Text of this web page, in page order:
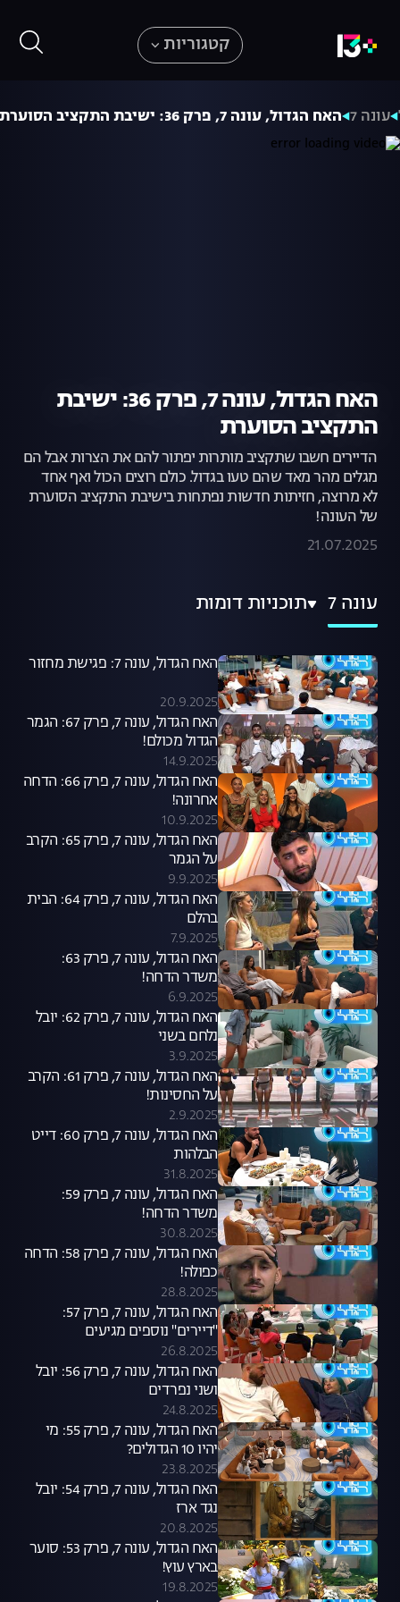
קטגוריות
עונה 7 האח הגדול, עונה 7, פרק 36: ישיבת התקציב הסוערת
האח הגדול, עונה 7, פרק 36: ישיבת
התקציב הסוערת
הדיירים חשבו שתקציב מותרות יפתור להם את הצרות אבל הם
מגלים מהר מאד שהם טעו בגדול. כולם רוצים הכול ואף אחד
לא מרוצה, חזיתות חדשות נפתחות בישיבת התקציב הסוערת
של העונה!
21.07.2025
עונה 7 תוכניות דומות
האח הגדול, עונה 7: פגישת מחזור
20.9.2025
האח הגדול, עונה 7, פרק 67: הגמר
הגדול מכולם!
14.9.2025
האח הגדול, עונה 7, פרק 66: הדחה
אחרונה!
10.9.2025
האח הגדול, עונה 7, פרק 65: הקרב
על הגמר
9.9.2025
האח הגדול, עונה 7, פרק 64: הבית
בהלם
7.9.2025
האח הגדול, עונה 7, פרק 63:
משדר הדחה!
6.9.2025
האח הגדול, עונה 7, פרק 62: יובל
נלחם בשני
3.9.2025
האח הגדול, עונה 7, פרק 61: הקרב
על החסינות!
2.9.2025
האח הגדול, עונה 7, פרק 60: דייט
הבלהות
31.8.2025
האח הגדול, עונה 7, פרק 59:
משדר הדחה!
30.8.2025
האח הגדול, עונה 7, פרק 58: הדחה
כפולה!
28.8.2025
האח הגדול, עונה 7, פרק 57:
"דיירים" נוספים מגיעים
26.8.2025
האח הגדול, עונה 7, פרק 56: יובל
ושני נפרדים
24.8.2025
האח הגדול, עונה 7, פרק 55: מי
יהיו 10 הגדולים?
23.8.2025
האח הגדול, עונה 7, פרק 54: יובל
נגד ארז
20.8.2025
האח הגדול, עונה 7, פרק 53: סוער
בארץ עוץ!
19.8.2025